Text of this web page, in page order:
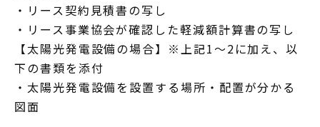
・リース契約見積書の写し
・リース事業協会が確認した軽減額計算書の写し
【太陽光発電設備の場合】※上記1～2に加え、以
下の書類を添付
・太陽光発電設備を設置する場所・配置が分かる
図面